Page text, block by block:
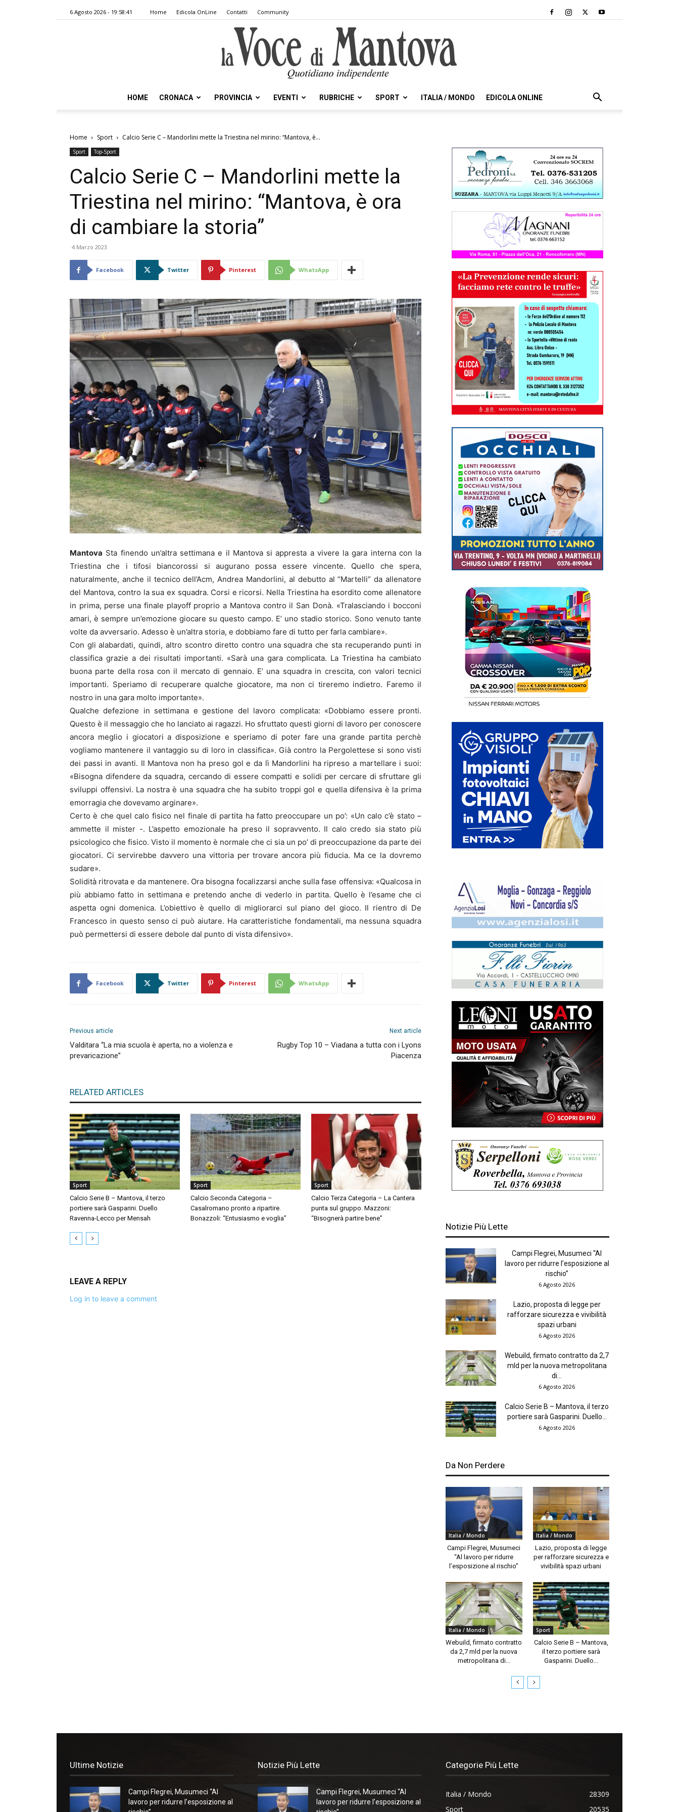
6 Agosto 2026 - 19:58:41 Home Edicola OnLine Contatti Community
Voce
Mantova
HOME CRONACA PROVINCIA EVENTI RUBRICHE SPORT ITALIA / MONDO EDICOLA ONLINE
Home Sport Calcio Serie C – Mandorlini mette la Triestina nel mirino: “Mantova, è...
Sport Top-Sport
Calcio Serie C – Mandorlini mette la
Triestina nel mirino: “Mantova, è ora
di cambiare la storia”
4 Marzo 2023
Facebook Twitter Pinterest WhatsApp
Mantova Sta finendo un’altra settimana e il Mantova si appresta a vivere la gara interna con la
Triestina che i tifosi biancorossi si augurano possa essere vincente. Quello che spera,
naturalmente, anche il tecnico dell’Acm, Andrea Mandorlini, al debutto al “Martelli” da allenatore
del Mantova, contro la sua ex squadra. Corsi e ricorsi. Nella Triestina ha esordito come allenatore
in prima, perse una finale playoff proprio a Mantova contro il San Donà. «Tralasciando i bocconi
amari, è sempre un’emozione giocare su questo campo. E’ uno stadio storico. Sono venuto tante
volte da avversario. Adesso è un’altra storia, e dobbiamo fare di tutto per farla cambiare».
Con gli alabardati, quindi, altro scontro diretto contro una squadra che sta recuperando punti in
classifica grazie a dei risultati importanti. «Sarà una gara complicata. La Triestina ha cambiato
buona parte della rosa con il mercato di gennaio. E’ una squadra in crescita, con valori tecnici
importanti. Speriamo di recuperare qualche giocatore, ma non ci tireremo indietro. Faremo il
nostro in una gara molto importante».
Qualche defezione in settimana e gestione del lavoro complicata: «Dobbiamo essere pronti.
Questo è il messaggio che ho lanciato ai ragazzi. Ho sfruttato questi giorni di lavoro per conoscere
ancora meglio i giocatori a disposizione e speriamo di poter fare una grande partita perchè
vogliamo mantenere il vantaggio su di loro in classifica». Già contro la Pergolettese si sono visti
dei passi in avanti. Il Mantova non ha preso gol e da lì Mandorlini ha ripreso a martellare i suoi:
«Bisogna difendere da squadra, cercando di essere compatti e solidi per cercare di sfruttare gli
sviluppi offensivi. La nostra è una squadra che ha subito troppi gol e quella difensiva è la prima
emorragia che dovevamo arginare».
Certo è che quel calo fisico nel finale di partita ha fatto preoccupare un po’: «Un calo c’è stato –
ammette il mister -. L’aspetto emozionale ha preso il sopravvento. Il calo credo sia stato più
psicologico che fisico. Visto il momento è normale che ci sia un po’ di preoccupazione da parte dei
giocatori. Ci servirebbe davvero una vittoria per trovare ancora più fiducia. Ma ce la dovremo
sudare».
Solidità ritrovata e da mantenere. Ora bisogna focalizzarsi anche sulla fase offensiva: «Qualcosa in
più abbiamo fatto in settimana e pretendo anche di vederlo in partita. Quello è l’esame che ci
aspetta ogni domenica. L’obiettivo è quello di migliorarci sul piano del gioco. Il rientro di De
Francesco in questo senso ci può aiutare. Ha caratteristiche fondamentali, ma nessuna squadra
può permettersi di essere debole dal punto di vista difensivo».
Facebook Twitter Pinterest WhatsApp
Previous article
Valditara “La mia scuola è aperta, no a violenza e
prevaricazione”
Next article
Rugby Top 10 – Viadana a tutta con i Lyons
Piacenza
RELATED ARTICLES
Sport
Calcio Serie B – Mantova, il terzo
portiere sarà Gasparini. Duello
Ravenna-Lecco per Mensah
Sport
Calcio Seconda Categoria –
Casalromano pronto a ripartire.
Bonazzoli: “Entusiasmo e voglia”
Sport
Calcio Terza Categoria – La Cantera
punta sul gruppo. Mazzoni:
“Bisognerà partire bene”
LEAVE A REPLY
Log in to leave a comment
Notizie Più Lette
Campi Flegrei, Musumeci “Al
lavoro per ridurre l’esposizione al
rischio”
6 Agosto 2026
Lazio, proposta di legge per
rafforzare sicurezza e vivibilità
spazi urbani
6 Agosto 2026
Webuild, firmato contratto da 2,7
mld per la nuova metropolitana
di...
6 Agosto 2026
Calcio Serie B – Mantova, il terzo
portiere sarà Gasparini. Duello...
6 Agosto 2026
Da Non Perdere
Italia / Mondo
Campi Flegrei, Musumeci
“Al lavoro per ridurre
l’esposizione al rischio”
Italia / Mondo
Lazio, proposta di legge
per rafforzare sicurezza e
vivibilità spazi urbani
Italia / Mondo
Webuild, firmato contratto
da 2,7 mld per la nuova
metropolitana di...
Sport
Calcio Serie B – Mantova,
il terzo portiere sarà
Gasparini. Duello...
Ultime Notizie
Campi Flegrei, Musumeci “Al
lavoro per ridurre l’esposizione al
Notizie Più Lette
Campi Flegrei, Musumeci “Al
lavoro per ridurre l’esposizione al
Categorie Più Lette
Italia / Mondo
28309
Sport
20535